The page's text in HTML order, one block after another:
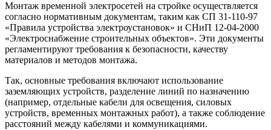
Монтаж временной электросетей на стройке осуществляется
согласно нормативным документам, таким как СП 31-110-97
«Правила устройства электроустановок» и СНиП 12-04-2000
«Электроснабжение строительных объектов». Эти документы
регламентируют требования к безопасности, качеству
материалов и методов монтажа.
Так, основные требования включают использование
заземляющих устройств, разделение линий по назначению
(например, отдельные кабели для освещения, силовых
устройств, временных монтажных работ), а также соблюдение
расстояний между кабелями и коммуникациями.